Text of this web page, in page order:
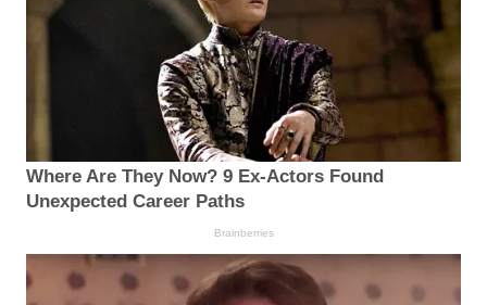
Where Are They Now? 9 Ex-Actors Found
Unexpected Career Paths
Brainberries